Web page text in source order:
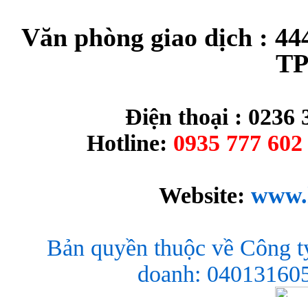
Văn phòng giao dịch :
Điện thoại : 0236
Hotline: 0935 777
Website:
Bản quyền thuộc về Công
doanh: